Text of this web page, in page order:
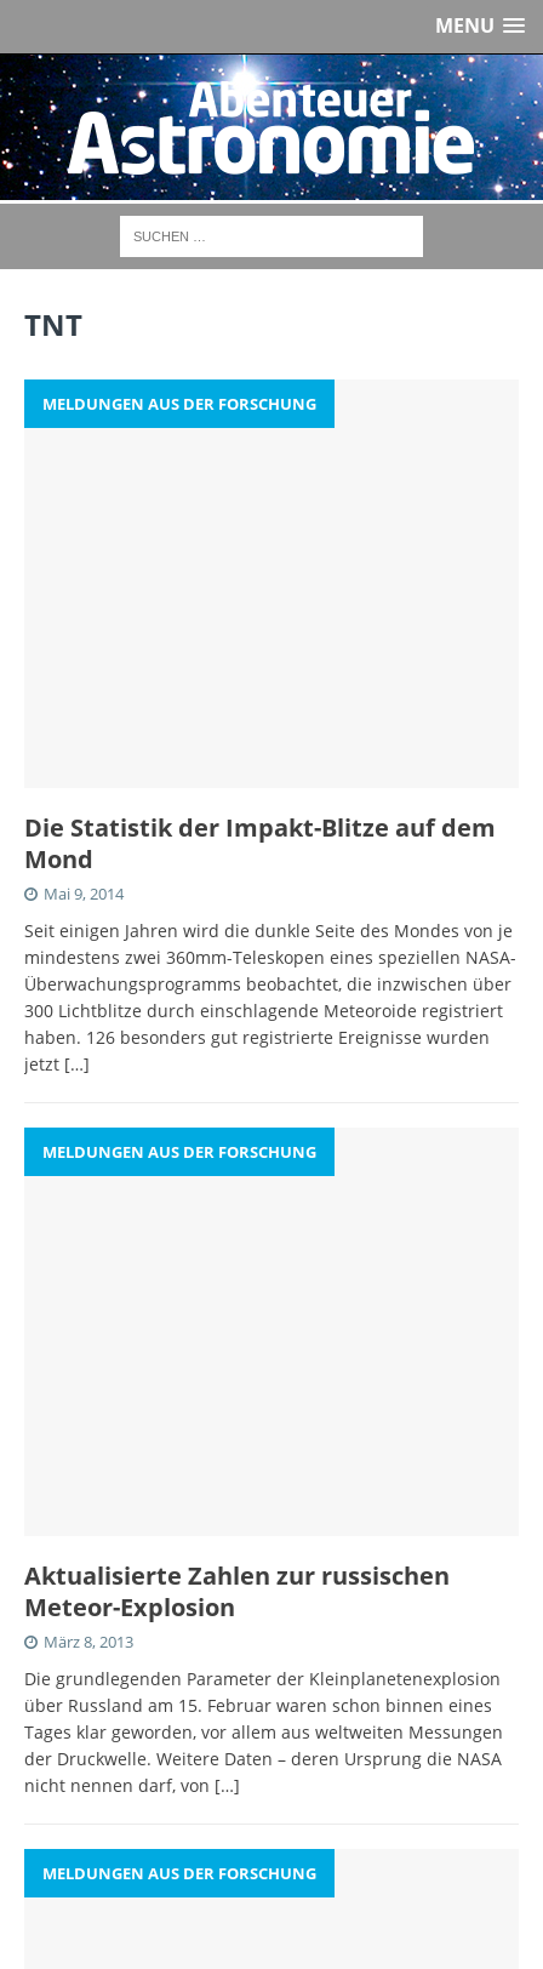
MENU
TNT
MELDUNGEN AUS DER FORSCHUNG
Die Statistik der Impakt-Blitze auf dem
Mond
Mai 9, 2014
Seit einigen Jahren wird die dunkle Seite des Mondes von je
mindestens zwei 360mm-Teleskopen eines speziellen NASA-
Überwachungsprogramms beobachtet, die inzwischen über
300 Lichtblitze durch einschlagende Meteoroide registriert
haben. 126 besonders gut registrierte Ereignisse wurden
jetzt […]
MELDUNGEN AUS DER FORSCHUNG
Aktualisierte Zahlen zur russischen
Meteor-Explosion
März 8, 2013
Die grundlegenden Parameter der Kleinplanetenexplosion
über Russland am 15. Februar waren schon binnen eines
Tages klar geworden, vor allem aus weltweiten Messungen
der Druckwelle. Weitere Daten – deren Ursprung die NASA
nicht nennen darf, von […]
MELDUNGEN AUS DER FORSCHUNG